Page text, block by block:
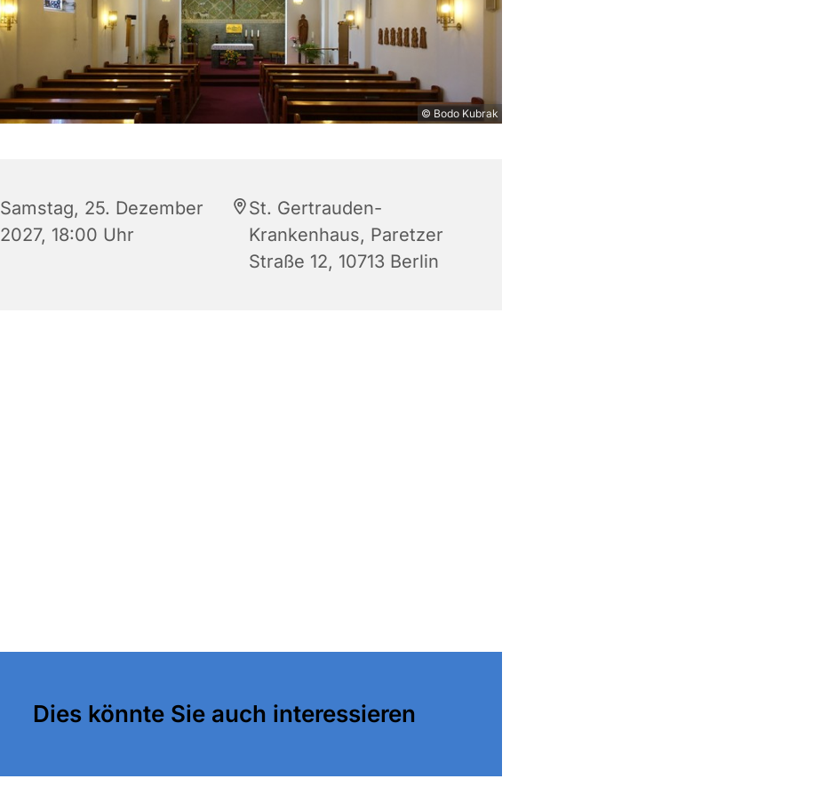
© Bodo Kubrak
Samstag, 25. Dezember
2027, 18:00 Uhr
St. Gertrauden-
Krankenhaus, Paretzer
Straße 12, 10713 Berlin
Dies könnte Sie auch interessieren